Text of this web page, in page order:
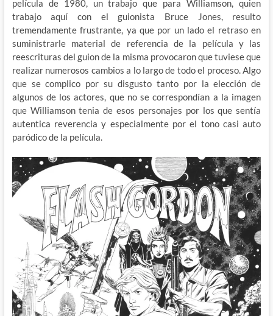
película de 1980, un trabajo que para Williamson, quien
trabajo aquí con el guionista Bruce Jones, resulto
tremendamente frustrante, ya que por un lado el retraso en
suministrarle material de referencia de la película y las
reescrituras del guion de la misma provocaron que tuviese que
realizar numerosos cambios a lo largo de todo el proceso. Algo
que se complico por su disgusto tanto por la elección de
algunos de los actores, que no se correspondían a la imagen
que Williamson tenia de esos personajes por los que sentía
autentica reverencia y especialmente por el tono casi auto
paródico de la película.